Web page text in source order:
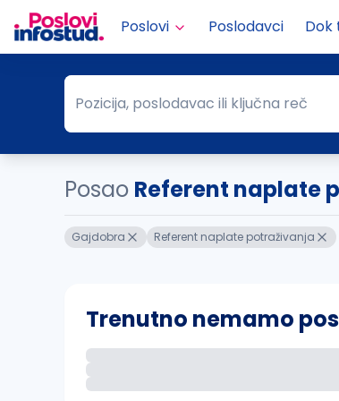
Poslovi Poslodavci Dok
Pozicija, poslodavac ili ključna reč
Pozicija, poslodavac ili ključna reč
Posao Referent naplate
Gajdobra Referent naplate potraživanja
Trenutno nemamo